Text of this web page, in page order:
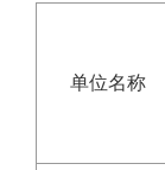
单位名称